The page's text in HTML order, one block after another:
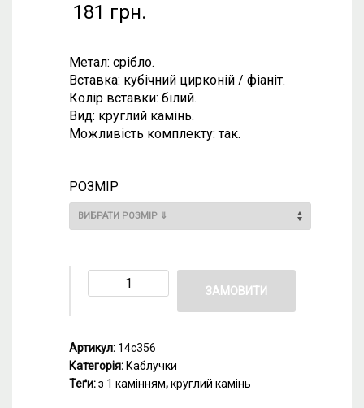
181 грн.
Метал: срібло.
Вставка: кубічний цирконій / фіаніт.
Колір вставки: білий.
Вид: круглий камінь.
Можливість комплекту: так.
РОЗМІР
ЗАМОВИТИ
Артикул: 14с356
Категорія: Каблучки
Теґи:з 1 камінням,круглий камінь